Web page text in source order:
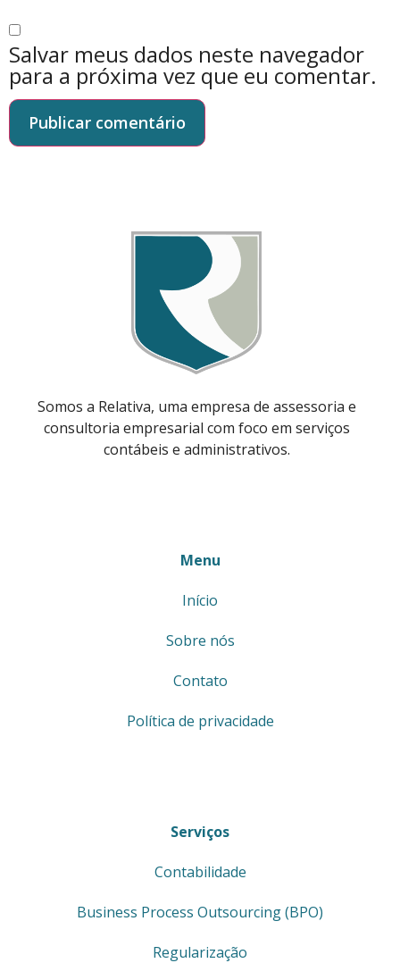
Salvar meus dados neste navegador
para a próxima vez que eu comentar.
Somos a Relativa, uma empresa de assessoria e
consultoria empresarial com foco em serviços
contábeis e administrativos.
Menu
Início
Sobre nós
Contato
Política de privacidade
Serviços
Contabilidade
Business Process Outsourcing (BPO)
Regularização